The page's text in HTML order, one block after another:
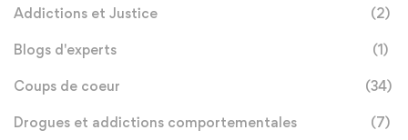
Addictions et Justice (2)
Blogs d'experts (1)
Coups de coeur (34)
Drogues et addictions comportementales (7)